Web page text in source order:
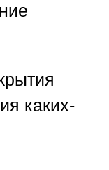
каких-